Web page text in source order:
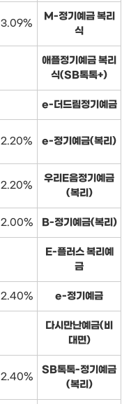
3.09%
M-정기예금 복리
식
애플정기예금 복리
식(SB톡톡+)
e-더드림정기예금
2.20% e-정기예금(복리)
2.20%
우리E음정기예금
(복리)
2.00% B-정기예금(복리)
E-플러스 복리예
금
2.40% e-정기예금
다시만난예금(비
대면)
2.40%
SB톡톡-정기예금
(복리)